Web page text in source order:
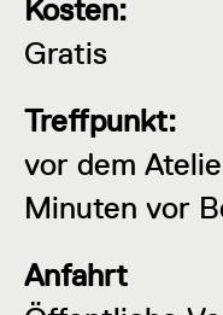
Kosten:
Gratis
Treffpunkt:
vor dem
Minuten vor
Anfahrt